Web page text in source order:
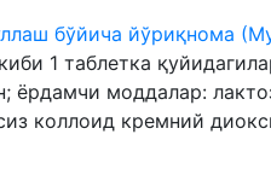
бўйича йўриқнома
1 таблетка
ёрдамчи моддалар:
коллоид кремний